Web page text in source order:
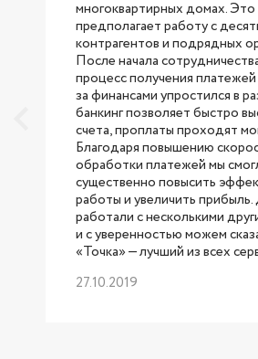
многоквартирных домах. Это
предполагает работу с
контрагентов и подрядных
После начала
процесс получения
за финансами упростился в
банкинг позволяет быстро
счета, проплаты проходят
Благодаря повышению
обработки платежей мы
существенно повысить
работы и увеличить
работали с несколькими
и с уверенностью можем
«Точка» — лучший из всех
27.10.2019